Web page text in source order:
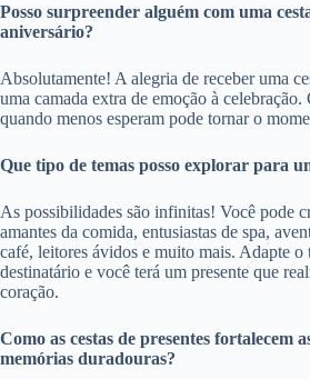
Posso surpreender alguém com uma
aniversário?
Absolutamente! A alegria de receber uma
uma camada extra de emoção à celebração.
quando menos esperam pode tornar o
Que tipo de temas posso explorar para
As possibilidades são infinitas! Você pode
amantes da comida, entusiastas de spa,
café, leitores ávidos e muito mais. Adapte o
destinatário e você terá um presente que
coração.
Como as cestas de presentes fortalecem
memórias duradouras?